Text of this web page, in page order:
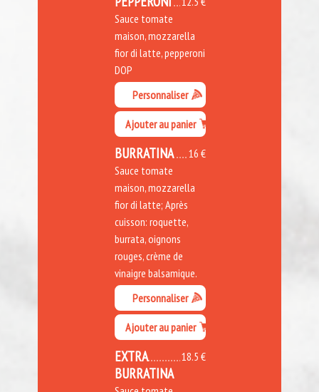
Sauce tomate
maison, mozzarella
fior di latte, pepperoni
DOP
Personnaliser
Ajouter au panier
16 €
BURRATINA
Sauce tomate
maison, mozzarella
fior di latte; Après
cuisson: roquette,
burrata, oignons
rouges, crème de
vinaigre balsamique.
Personnaliser
Ajouter au panier
18.5 €
EXTRA
BURRATINA